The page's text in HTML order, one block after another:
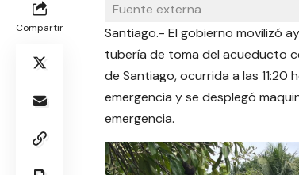
Compartir
Fuente externa
Santiago.- El gobierno movilizó
tubería de toma del acueducto
de Santiago, ocurrida a las
emergencia y se desplegó
emergencia.